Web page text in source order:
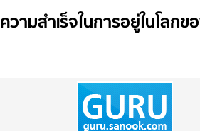
ความสำเร็จในการอยู่ในโลกข